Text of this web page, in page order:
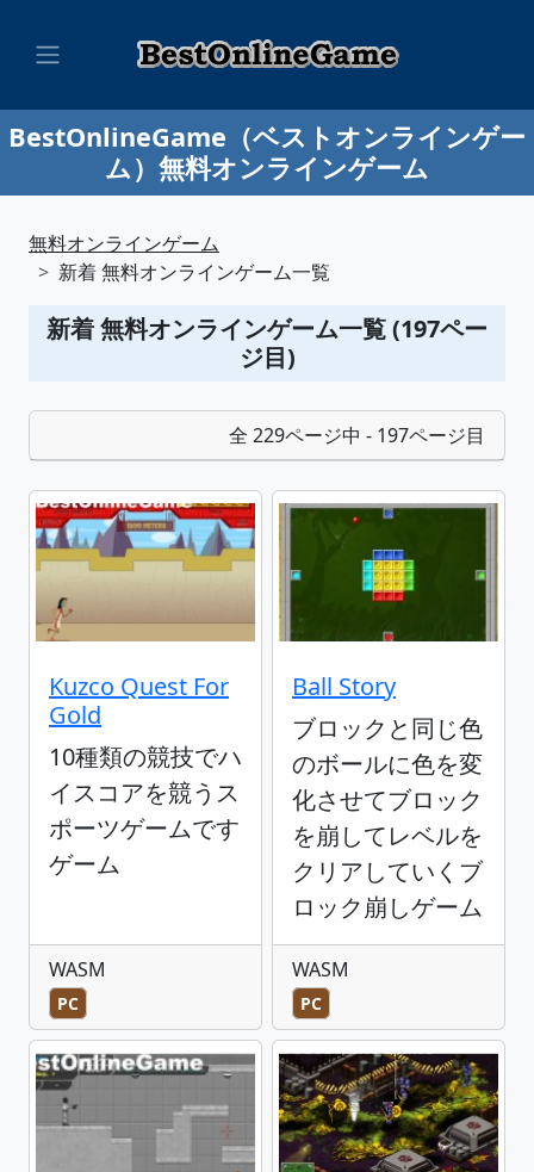
BestOnlineGame（ベストオンラインゲー
ム）無料オンラインゲーム
無料オンラインゲーム
新着 無料オンラインゲーム一覧
新着 無料オンラインゲーム一覧 (197ペー
ジ目)
全 229ページ中 - 197ページ目
Kuzco Quest For
Gold
10種類の競技でハ
イスコアを競うス
ポーツゲームです
ゲーム
WASM
PC
Ball Story
ブロックと同じ色
のボールに色を変
化させてブロック
を崩してレベルを
クリアしていくブ
ロック崩しゲーム
WASM
PC